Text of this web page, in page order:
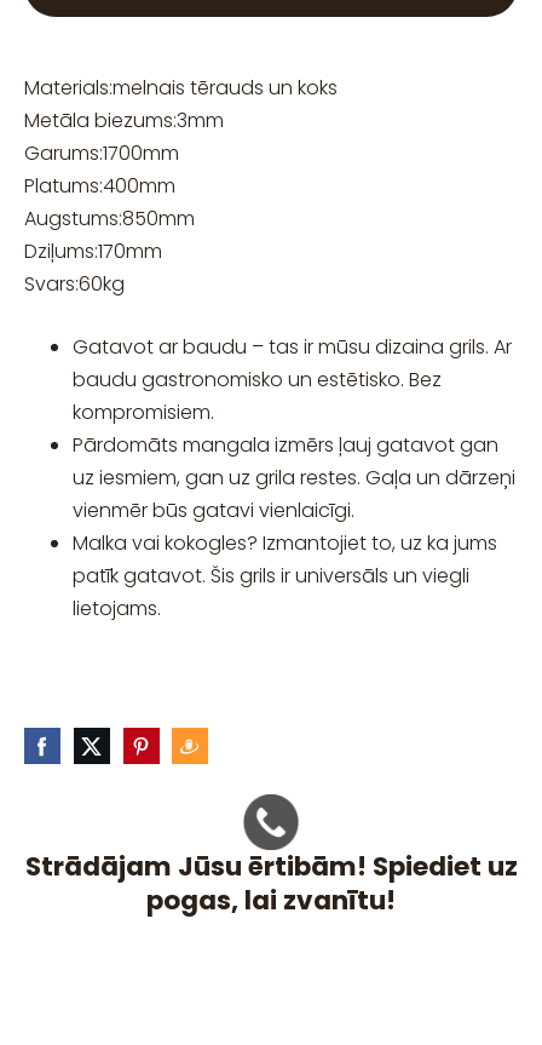
Strādājam Jūsu ērtibām! Spiediet uz
pogas, lai zvanītu!
Materials:melnais tērauds un koks
Metāla biezums:3mm
Garums:1700mm
Platums:400mm
Augstums:850mm
Dziļums:170mm
Svars:60kg
Gatavot ar baudu – tas ir mūsu dizaina grils. Ar
baudu gastronomisko un estētisko. Bez
kompromisiem.
Pārdomāts mangala izmērs ļauj gatavot gan
uz iesmiem, gan uz grila restes. Gaļa un dārzeņi
vienmēr būs gatavi vienlaicīgi.
Malka vai kokogles? Izmantojiet to, uz ka jums
patīk gatavot. Šis grils ir universāls un viegli
lietojams.